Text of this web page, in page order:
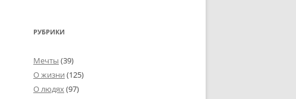
РУБРИКИ
Мечты (39)
О жизни (125)
О людях(97)